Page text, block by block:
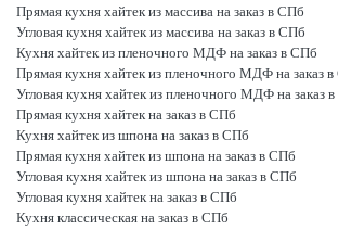
Прямая кухня хайтек из массива на заказ в СПб
Угловая кухня хайтек из массива на заказ в СПб
Кухня хайтек из пленочного МДФ на заказ в СПб
Прямая кухня хайтек из пленочного МДФ на заказ
Угловая кухня хайтек из пленочного МДФ на заказ
Прямая кухня хайтек на заказ в СПб
Кухня хайтек из шпона на заказ в СПб
Прямая кухня хайтек из шпона на заказ в СПб
Угловая кухня хайтек из шпона на заказ в СПб
Угловая кухня хайтек на заказ в СПб
Кухня классическая на заказ в СПб